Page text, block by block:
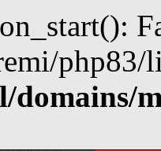
php83/
domains/